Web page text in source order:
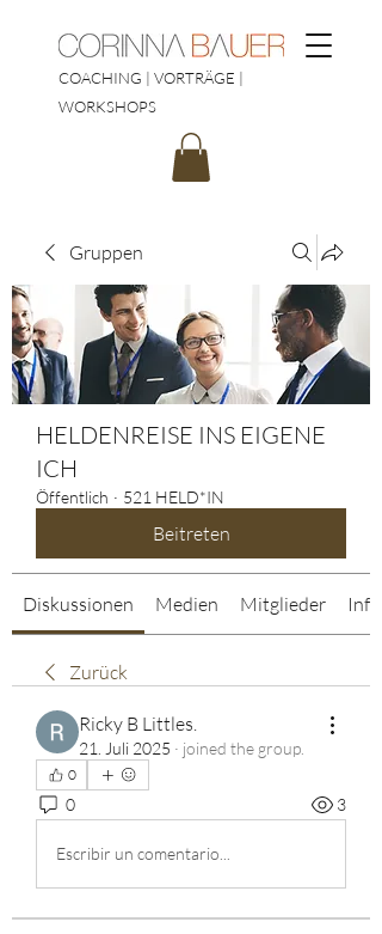
COACHING | VORTRÄGE |
WORKSHOPS
Gruppen
HELDENREISE INS EIGENE
ICH
Öffentlich · 521 HELD*IN
Beitreten
Diskussionen Medien Mitglieder Info
Zurück
Ricky B Littles.
21. Juli 2025 · joined the group.
0
0 3
Escribir un comentario...